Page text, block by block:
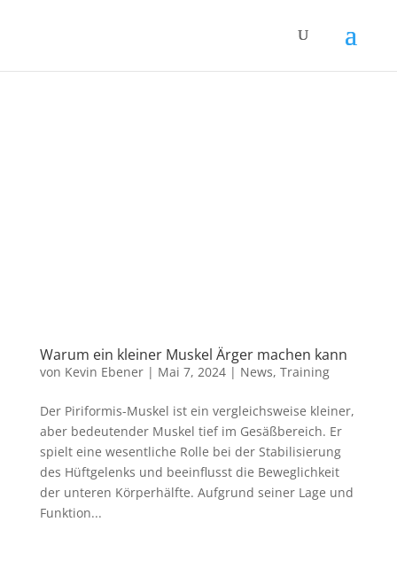
Warum ein kleiner Muskel Ärger machen kann
von Kevin Ebener| Mai 7, 2024| News, Training
Der Piriformis-Muskel ist ein vergleichsweise kleiner,
aber bedeutender Muskel tief im Gesäßbereich. Er
spielt eine wesentliche Rolle bei der Stabilisierung
des Hüftgelenks und beeinflusst die Beweglichkeit
der unteren Körperhälfte. Aufgrund seiner Lage und
Funktion...